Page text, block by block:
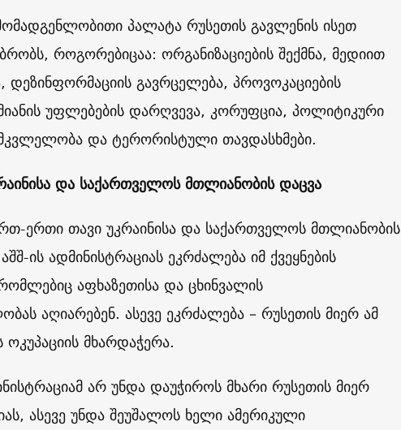
პალატა რუსეთის გავლენის ისეთ
როგორებიცაა: ორგანიზაციების შექმნა, მედიით
დეზინფორმაციის გავრცელება, პროვოკაციების
უფლებების დარღვევა, კორუფცია, პოლიტიკური
და ტერორისტული თავდასხმები.
და საქართველოს მთლიანობის დაცვა
ერთი თავი უკრაინისა და საქართველოს მთლიანობის
ის ადმინისტრაციას ეკრძალება იმ ქვეყნების
აფხაზეთისა და ცხინვალის
აღიარებენ. ასევე ეკრძალება – რუსეთის მიერ ამ
მხარდაჭერა.
არ უნდა დაუჭიროს მხარი რუსეთის მიერ
ასევე უნდა შეუშალოს ხელი ამერიკული